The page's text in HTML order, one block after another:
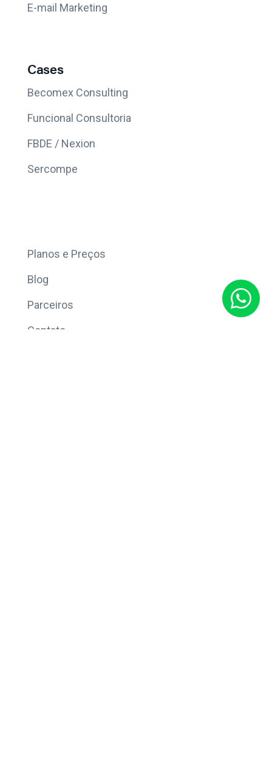
E-mail Marketing
Cases
Becomex Consulting
Funcional Consultoria
FBDE / Nexion
Sercompe
Planos e Preços
Blog
Parceiros
Contato